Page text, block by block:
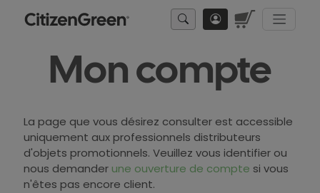
Mon compte
La page que vous désirez consulter est accessible
uniquement aux professionnels distributeurs
d'objets promotionnels. Veuillez vous identifier ou
nous demander une ouverture de compte si vous
n'êtes pas encore client.